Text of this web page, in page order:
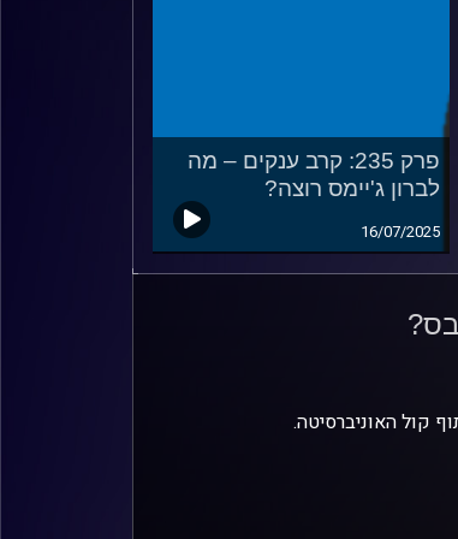
פרק 235: קרב ענקים – מה
לברון ג'יימס רוצה?
16/07/2025
קול האוניברסיטה.